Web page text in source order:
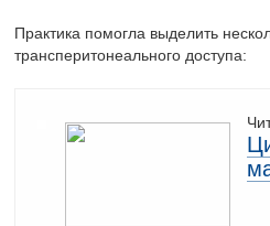
Практика помогла выделить
трансперитонеального доступа: